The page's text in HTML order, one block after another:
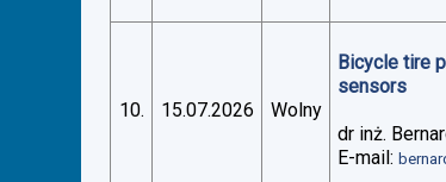
10. 15.07.2026 Wolny
Bicycle tire
sensors
dr inż.
E-mail: